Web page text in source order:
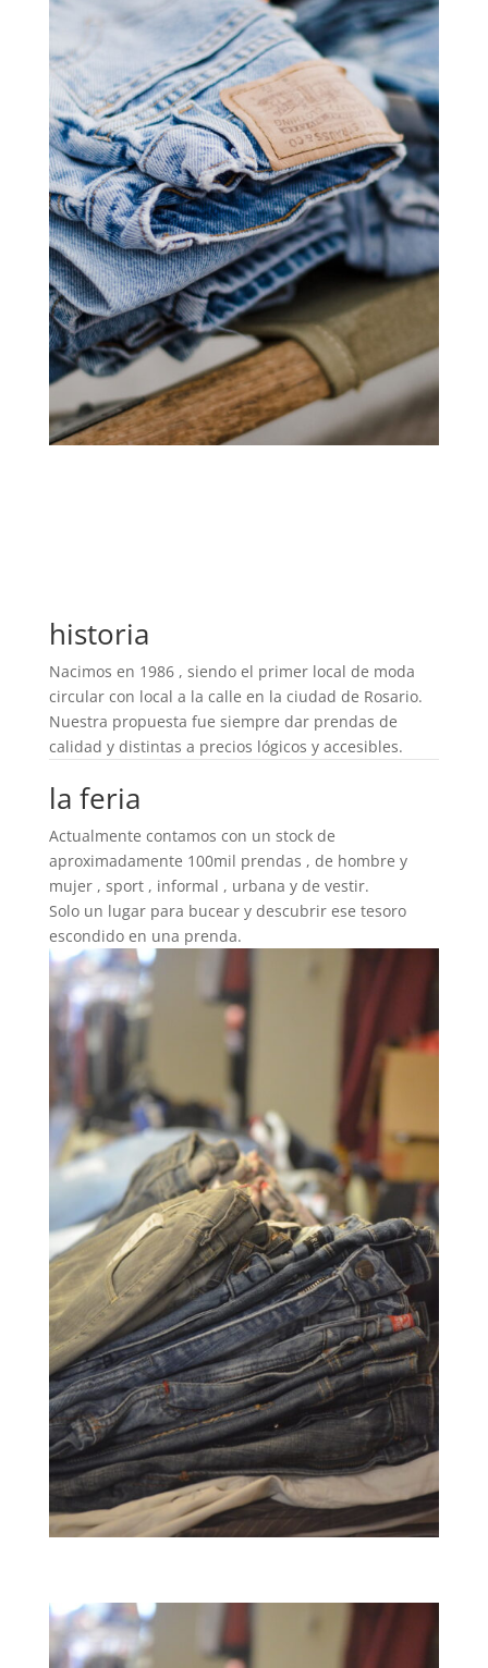
historia
Nacimos en 1986 , siendo el primer local de moda
circular con local a la calle en la ciudad de Rosario.
Nuestra propuesta fue siempre dar prendas de
calidad y distintas a precios lógicos y accesibles.
la feria
Actualmente contamos con un stock de
aproximadamente 100mil prendas , de hombre y
mujer , sport , informal , urbana y de vestir.
Solo un lugar para bucear y descubrir ese tesoro
escondido en una prenda.